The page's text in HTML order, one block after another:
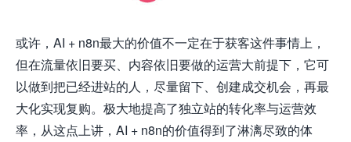
或许，AI + n8n最大的价值不一定在于获客这件事情上，
但在流量依旧要买、内容依旧要做的运营大前提下，它可
以做到把已经进站的人，尽量留下、创建成交机会，再最
大化实现复购。极大地提高了独立站的转化率与运营效
率，从这点上讲， AI + n8n的价值得到了淋漓尽致的体